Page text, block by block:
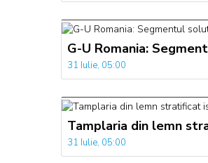
G-U Romania:
31 Iulie, 05:00
Tamplaria din lemn
31 Iulie, 05:00